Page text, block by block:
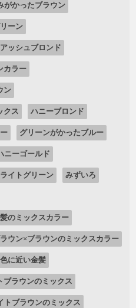
がかったブラウン
ーン
アッシュブロンド
カラー
ン
クス ハニーブロンド
グリーンがかったブルー
ニーゴールド
イトグリーン みずいろ
のミックスカラー
ウン×ブラウンのミックスカラー
に近い金髪
ブラウンのミックス
トブラウンのミックス